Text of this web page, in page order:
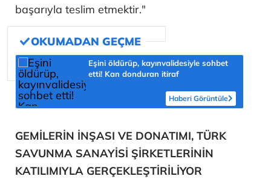
başarıyla teslim etmektir."
Eşini öldürüp, kayınvalidesiyle sohbet
etti! Kan donduran itiraf
Haberi Görüntüle
GEMİLERİN İNŞASI VE DONATIMI, TÜRK
SAVUNMA SANAYİSİ ŞİRKETLERİNİN
KATILIMIYLA GERÇEKLEŞTİRİLİYOR